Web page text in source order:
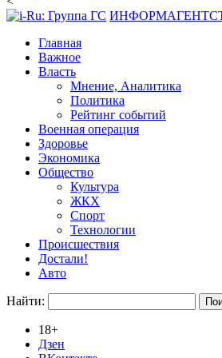
Главная
Важное
Власть
Мнение, Аналитика
Политика
Рейтинг событий
Военная операция
Здоровье
Экономика
Общество
Культура
ЖКХ
Спорт
Технологии
Происшествия
Достали!
Авто
Найти:
18+
Дзен